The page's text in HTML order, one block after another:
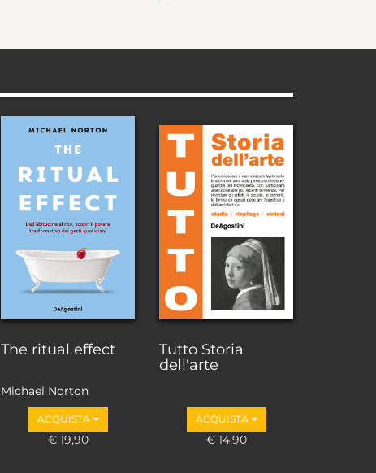
The ritual effect
Michael Norton
ACQUISTA
€ 19,90
Tutto Storia
dell'arte
ACQUISTA
€ 14,90